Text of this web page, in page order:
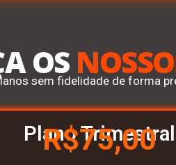
OS
sem fidelidade de forma
Plano Trimestral
R$75,00